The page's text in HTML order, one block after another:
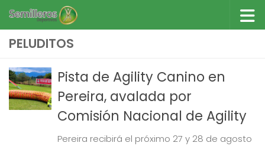
Saltar al contenido
PELUDITOS
Pista de Agility Canino en
Pereira, avalada por
Comisión Nacional de Agility
Pereira recibirá el próximo 27 y 28 de agosto